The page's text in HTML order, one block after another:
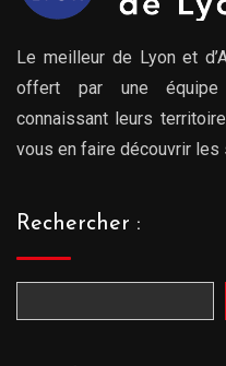
Le meilleur de Lyon et
offert par une équipe
connaissant leurs
vous en faire découvrir
Rechercher :